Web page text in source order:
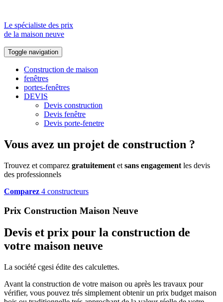
Le spécialiste des prix
de la maison neuve
Toggle navigation
Construction de maison
fenêtres
portes-fenêtres
DEVIS
Devis construction
Devis fenêtre
Devis porte-fenetre
Vous avez un projet de construction ?
Trouvez et comparez gratuitement et sans engagement les devis
des professionnels
Comparez 4 constructeurs
Prix Construction Maison Neuve
Devis et prix pour la construction de
votre maison neuve
La société cgesi édite des calculettes.
Avant la construction de votre maison ou après les travaux pour
vérifier, vous pouvez trés simplement obtenir un prix budget maison